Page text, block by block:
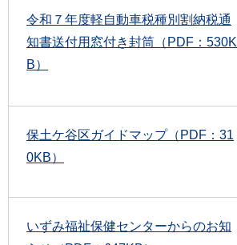
令和７年度軽自動車税種別割納税通
知書送付用窓付き封筒（PDF：530K
B）
保土ケ谷区ガイドマップ（PDF：31
0KB）
いずみ福祉保健センターからのお知